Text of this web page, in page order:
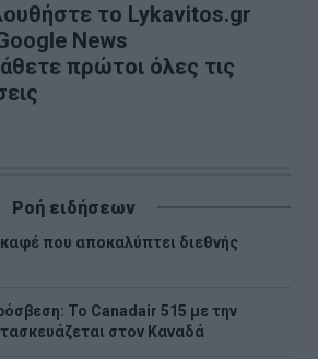
το Lykavitos.gr
News
πρώτοι όλες τις
Ροή ειδήσεων
που αποκαλύπτει διεθνής
Το Canadair 515 με την
στον Καναδά